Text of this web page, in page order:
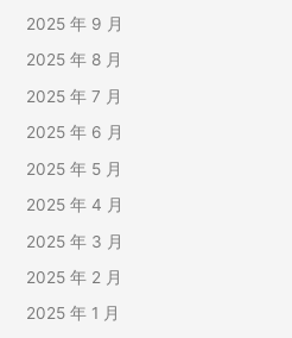
2025 年 9 月
2025 年 8 月
2025 年 7 月
2025 年 6 月
2025 年 5 月
2025 年 4 月
2025 年 3 月
2025 年 2 月
2025 年 1 月